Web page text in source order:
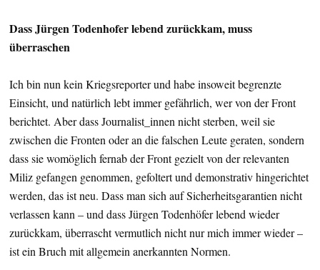
Dass Jürgen Todenhofer lebend zurückkam, muss
überraschen
Ich bin nun kein Kriegsreporter und habe insoweit begrenzte
Einsicht, und natürlich lebt immer gefährlich, wer von der Front
berichtet. Aber dass Journalist_innen nicht sterben, weil sie
zwischen die Fronten oder an die falschen Leute geraten, sondern
dass sie womöglich fernab der Front gezielt von der relevanten
Miliz gefangen genommen, gefoltert und demonstrativ hingerichtet
werden, das ist neu. Dass man sich auf Sicherheitsgarantien nicht
verlassen kann – und dass Jürgen Todenhöfer lebend wieder
zurückkam, überrascht vermutlich nicht nur mich immer wieder –
ist ein Bruch mit allgemein anerkannten Normen.